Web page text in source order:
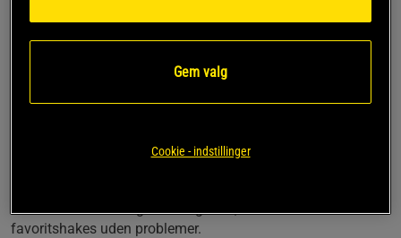
Rummer 800 ml, men op til den øverste markering
Lavet af holdbart plastmateriale
favoritshakes uden problemer.
Gem valg
Cookie - indstillinger